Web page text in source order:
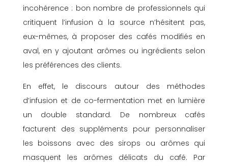
incohérence : bon nombre de professionnels qui
critiquent l’infusion à la source n’hésitent pas,
eux-mêmes, à proposer des cafés modifiés en
aval, en y ajoutant arômes ou ingrédients selon
les préférences des clients.
En effet, le discours autour des méthodes
d’infusion et de co-fermentation met en lumière
un double standard. De nombreux cafés
facturent des suppléments pour personnaliser
les boissons avec des sirops ou arômes qui
masquent les arômes délicats du café. Par